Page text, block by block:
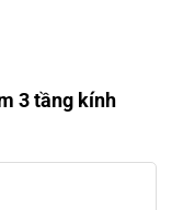
3 tầng kính